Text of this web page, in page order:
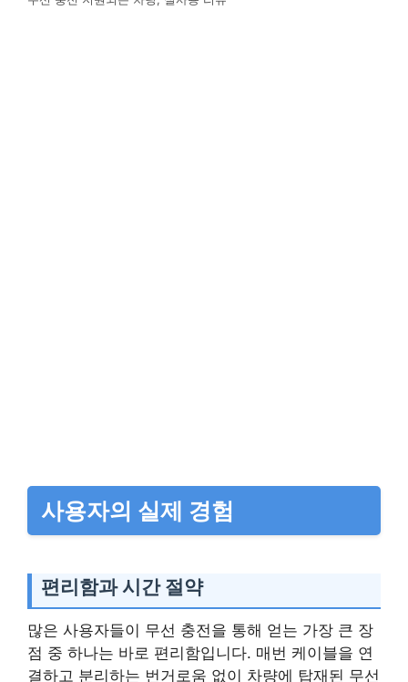
사용자의 실제 경험
편리함과 시간 절약
많은 사용자들이 무선 충전을 통해 얻는 가장 큰 장
점 중 하나는 바로 편리함입니다. 매번 케이블을 연
결하고 분리하는 번거로움 없이 차량에 탑재된 무선